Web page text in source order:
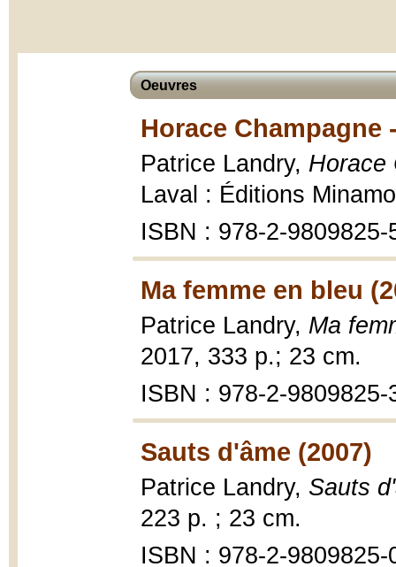
Oeuvres
Horace Champagne
Patrice Landry, Horace
Laval : Éditions
ISBN : 978-2-9809825-
Ma femme en bleu
Patrice Landry, Ma
2017, 333 p.; 23 cm.
ISBN : 978-2-9809825-
Sauts d'âme (2007)
Patrice Landry, Sauts
223 p. ; 23 cm.
ISBN : 978-2-9809825-